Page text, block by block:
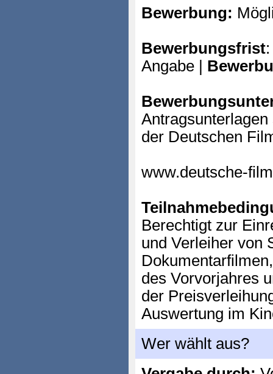
Bewerbung:
Bewerbungsfrist
Angabe |
der Deutschen
www.deutsche-
Berechtigt zur
und Verleiher von
des Vorvorjahres
der
Auswertung im
Wer wählt aus?